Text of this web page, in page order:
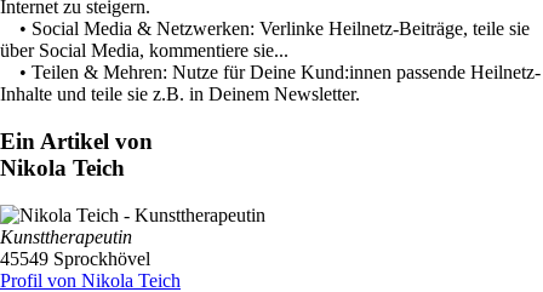
Internet zu steigern.
• Social Media & Netzwerken: Verlinke Heilnetz-Beiträge, teile sie
über Social Media, kommentiere sie...
• Teilen & Mehren: Nutze für Deine Kund:innen passende Heilnetz-
Inhalte und teile sie z.B. in Deinem Newsletter.
Ein Artikel von
Nikola Teich
Kunsttherapeutin
45549 Sprockhövel
Profil von Nikola Teich